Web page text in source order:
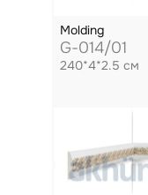
Molding
G-014/01
240*4*2.5 см